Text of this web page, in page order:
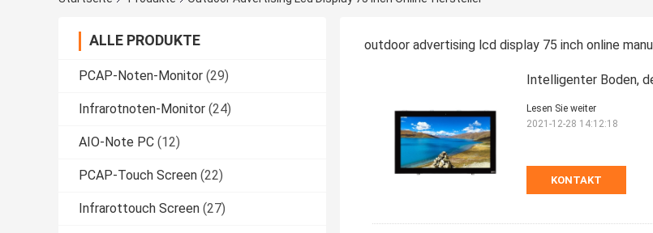
ALLE PRODUKTE
PCAP-Noten-Monitor (29)
Infrarotnoten-Monitor (24)
AIO-Note PC (12)
PCAP-Touch Screen (22)
Infrarottouch Screen (27)
outdoor advertising lcd display 75 inch online
Intelligenter Boden,
KONTAKT
Lesen Sie weiter
2021-12-28 14:12:18